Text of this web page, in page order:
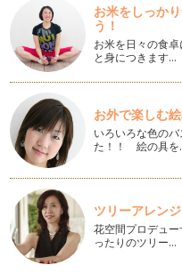
アメリカ発祥のお祝いで
ャワーパーティー。出産前
こどもの日！男の子も喜ぶ
４月になり新しい生活をス
が、いかがお過ごしでしょ
ハーフバースデーのお祝い
誕生日と同様に赤ちゃんの
いする「ハーフバースデー
家の中だけじゃもったいな
アイテム
春はお花見やピクニック
い季節ですね。今回はおう
お米をしっか
う！
お米を日々の食
と身につきます…
お外で楽しむ
いろいろな色の
た！！ 絵の具
ツリーアレン
花空間プロデュ
ったりのツリー…